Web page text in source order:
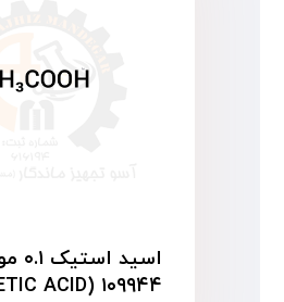
اسید
۱۰۹۹۴۴ (ACETIC ACID)